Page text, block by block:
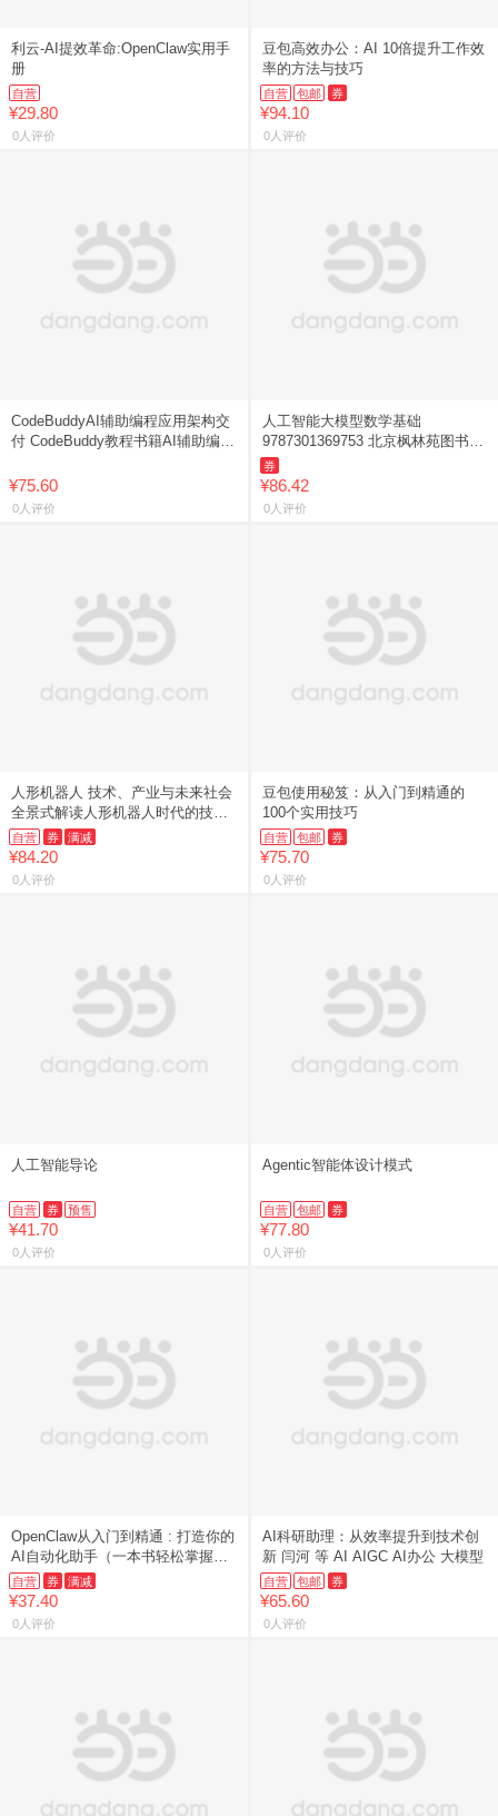
利云-AI提效革命:OpenClaw实用手
册
自营
¥29.80
0人评价
豆包高效办公：AI 10倍提升工作效
率的方法与技巧
自营 包邮 券
¥94.10
0人评价
CodeBuddyAI辅助编程应用架构交
付 CodeBuddy教程书籍AI辅助编程
¥75.60
0人评价
人工智能大模型数学基础
9787301369753 北京枫林苑图书专
营店
券
¥86.42
0人评价
人形机器人 技术、产业与未来社会
全景式解读人形机器人时代的技术
密码与未来蓝图
自营 券 满减
¥84.20
0人评价
豆包使用秘笈：从入门到精通的
100个实用技巧
自营 包邮 券
¥75.70
0人评价
人工智能导论
自营 券 预售
¥41.70
0人评价
Agentic智能体设计模式
自营 包邮 券
¥77.80
0人评价
OpenClaw从入门到精通 : 打造你的
AI自动化助手（一本书轻松掌握
OpenClaw自动化应用，做时代拐点
中第一批“
自营 券 满减
¥37.40
0人评价
AI科研助理：从效率提升到技术创
新 闫河 等 AI AIGC AI办公 大模型
自营 包邮 券
¥65.60
0人评价